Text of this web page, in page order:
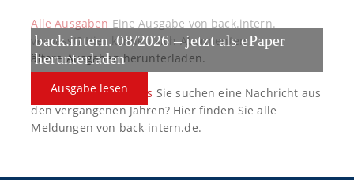
back.intern. 08/2026 – jetzt als ePaper
herunterladen
Ausgabe lesen
Alle Ausgaben Eine Ausgabe von back.intern.
verpasst? Hier können sich Abonnenten
ältere Ausgaben herunterladen.
back.intern. Top-News Sie suchen eine Nachricht aus
den vergangenen Jahren? Hier finden Sie alle
Meldungen von back-intern.de.